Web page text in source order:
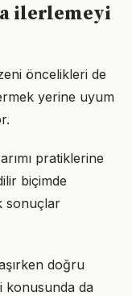
ilerlemeyi
öncelikleri de
yerine uyum
pratiklerine
biçimde
sonuçlar
doğru
konusunda da